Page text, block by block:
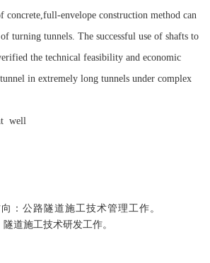
envelope construction method can
turning tunnels. The successful use of shafts to
the technical feasibility and economic
in extremely long tunnels under complex
well
：公路隧道施工技术管理工作。
隧道施工技术研发工作。